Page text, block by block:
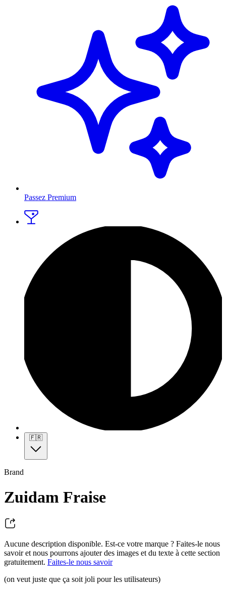
Passez Premium
🇫🇷
Brand
Zuidam Fraise
Aucune description disponible. Est-ce votre marque ? Faites-le nous
savoir et nous pourrons ajouter des images et du texte à cette section
gratuitement. Faites-le nous savoir
(on veut juste que ça soit joli pour les utilisateurs)